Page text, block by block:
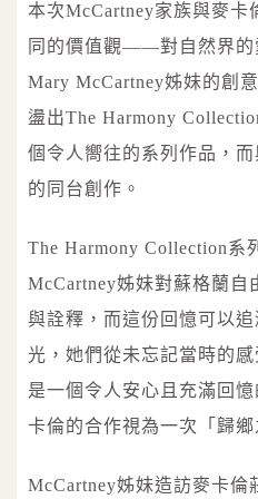
本次McCartney家族與麥卡
同的價值觀——對自然界的
Mary McCartney姊妹的創
盪出The Harmony
個令人嚮往的系列作品，
的同台創作。
The Harmony Collection系
McCartney姊妹對蘇格蘭自
與詮釋，而這份回憶可以
光，她們從未忘記當時的
是一個令人安心且充滿回
卡倫的合作視為一次「歸鄉
McCartney姊妹造訪麥卡倫